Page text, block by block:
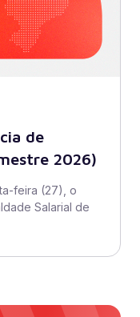
de
2026)
feira (27), o
Salarial de